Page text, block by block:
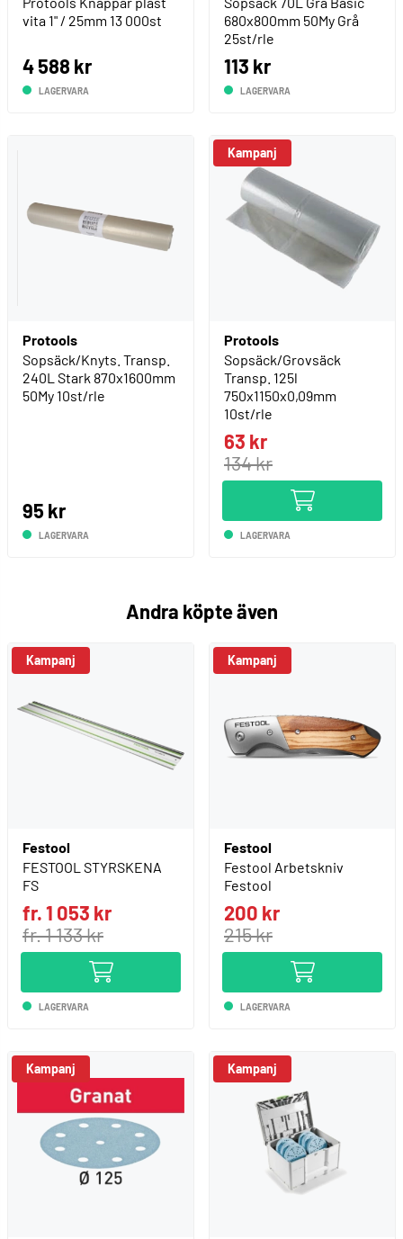
vita 1" / 25mm 13 000st
4 588 kr
LAGERVARA
680x800mm 50My Grå
25st/rle
113 kr
LAGERVARA
Protools
Sopsäck/Knyts. Transp.
240L Stark 870x1600mm
50My 10st/rle
95 kr
LAGERVARA
Kampanj
Protools
Sopsäck/Grovsäck
Transp. 125l
750x1150x0,09mm
10st/rle
63 kr
134 kr
LAGERVARA
Andra köpte även
Kampanj
Festool
FESTOOL STYRSKENA
FS
fr. 1 053 kr
fr. 1 133 kr
LAGERVARA
Kampanj
Festool
Festool Arbetskniv
Festool
200 kr
215 kr
LAGERVARA
Kampanj Kampanj